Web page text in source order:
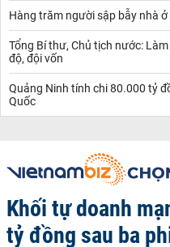
Hàng trăm người sập bẫy nhà ở
Tổng Bí thư, Chủ tịch nước:
độ, đội vốn
Quảng Ninh tính chi 80.000 tỷ
Quốc
Khối tự doanh
tỷ đồng sau ba